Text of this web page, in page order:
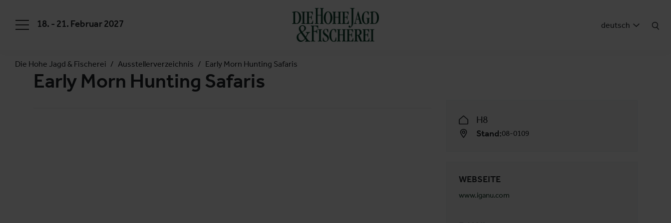
18. - 21. Februar 2027 deutsch
Die Hohe Jagd & Fischerei Ausstellerverzeichnis Early Morn Hunting Safaris
Early Morn Hunting Safaris
H8
Stand:08-0109
WEBSEITE
www.iganu.com